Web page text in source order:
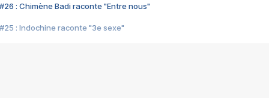
#26 : Chimène Badi raconte "Entre nous"
#25 : Indochine raconte "3e sexe"